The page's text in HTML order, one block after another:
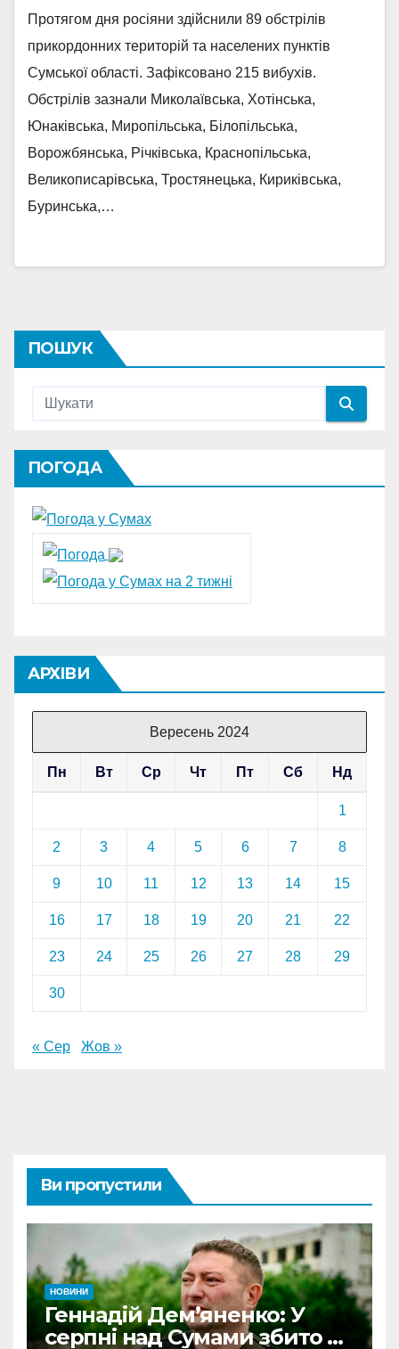
Протягом дня росіяни здійснили 89 обстрілів
прикордонних територій та населених пунктів
Сумської області. Зафіксовано 215 вибухів.
Обстрілів зазнали Миколаївська, Хотінська,
Юнаківська, Миропільська, Білопільська,
Ворожбянська, Річківська, Краснопільська,
Великописарівська, Тростянецька, Кириківська,
Буринська,…
ПОШУК
ПОГОДА
АРХІВИ
Вересень 2024
Пн Вт Ср Чт Пт Сб Нд
1
2 3 4 5 6 7 8
9 10 11 12 13 14 15
16 17 18 19 20 21 22
23 24 25 26 27 28 29
30
« Сер Жов »
Ви пропустили
НОВИНИ
Геннадій Дем’яненко: У
серпні над Сумами збито 6